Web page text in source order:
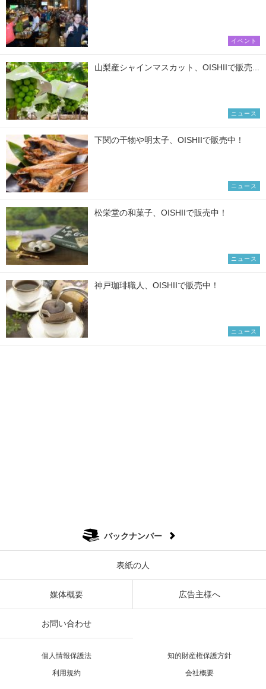
イベント
山梨産シャインマスカット、OISHIIで販売...
ニュース
下関の干物や明太子、OISHIIで販売中！
ニュース
松栄堂の和菓子、OISHIIで販売中！
ニュース
神戸珈琲職人、OISHIIで販売中！
ニュース
バックナンバー
表紙の人
媒体概要 広告主様へ
お問い合わせ
個人情報保護法 知的財産権保護方針
利用規約 会社概要